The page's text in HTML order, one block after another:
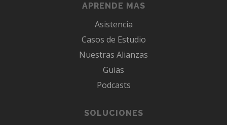
APRENDE MAS
Asistencia
Casos de Estudio
Nuestras Alianzas
Guias
Podcasts
SOLUCIONES